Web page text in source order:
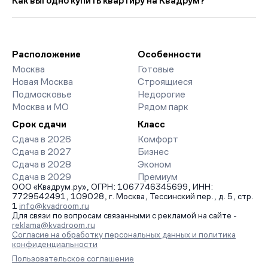
страницах ЖК доступны отзывы жильцов о качестве
строительства, интерактивный генплан корпусов, сроки
организует просмотр и поможет одобрить ипотеку по
минимальной ставке. Чтобы зафиксировать цену, оставьте
заявку на обратный звонок.
Расположение
Москва
Новая Москва
Подмосковье
Москва и МО
Особенности
Готовые
Строящиеся
Недорогие
Рядом парк
Срок сдачи
Сдача в 2026
Сдача в 2027
Сдача в 2028
Сдача в 2029
Класс
Комфорт
Бизнес
Эконом
Премиум
ООО «Квадрум.ру», ОГРН: 1067746345699, ИНН:
7729542491, 109028, г. Москва, Тессинский пер., д. 5, стр.
1 info@kvadroom.ru
Для связи по вопросам связанными с рекламой на сайте -
reklama@kvadroom.ru
Согласие на обработку персональных данных и политика
конфиденциальности
Пользовательское соглашение